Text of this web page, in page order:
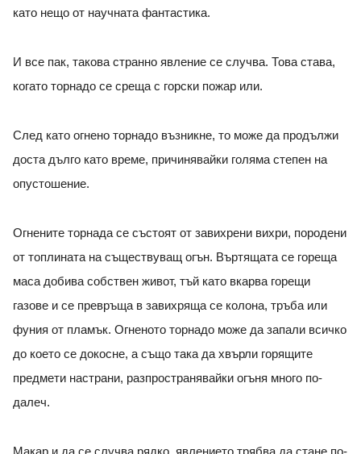
като нещо от научната фантастика.
И все пак, такова странно явление се случва. Това става,
когато торнадо се среща с горски пожар или.
След като огнено торнадо възникне, то може да продължи
доста дълго като време, причинявайки голяма степен на
опустошение.
Огнените торнада се състоят от завихрени вихри, породени
от топлината на съществуващ огън. Въртящата се гореща
маса добива собствен живот, тъй като вкарва горещи
газове и се превръща в завихряща се колона, тръба или
фуния от пламък. Огненото торнадо може да запали всичко
до което се докосне, а също така да хвърли горящите
предмети настрани, разпространявайки огъня много по-
далеч.